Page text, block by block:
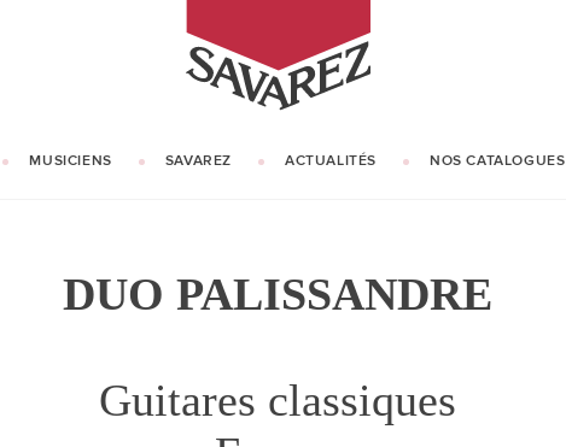
MUSICIENS SAVAREZ ACTUALITÉS NOS CATALOGUES
DUO PALISSANDRE
Guitares classiques